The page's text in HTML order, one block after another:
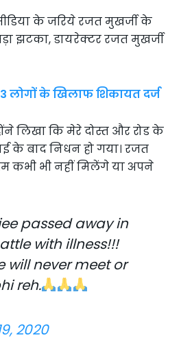
के जरिये रजत मुखर्जी के
झटका, डायरेक्टर रजत मुखर्जी
लोगों के खिलाफ शिकायत दर्ज
लिखा कि मेरे दोस्त और रोड के
के बाद निधन हो गया। रजत
कभी भी नहीं मिलेंगे या अपने
passed away in
with illness!!!
will never meet or
reh.
2020